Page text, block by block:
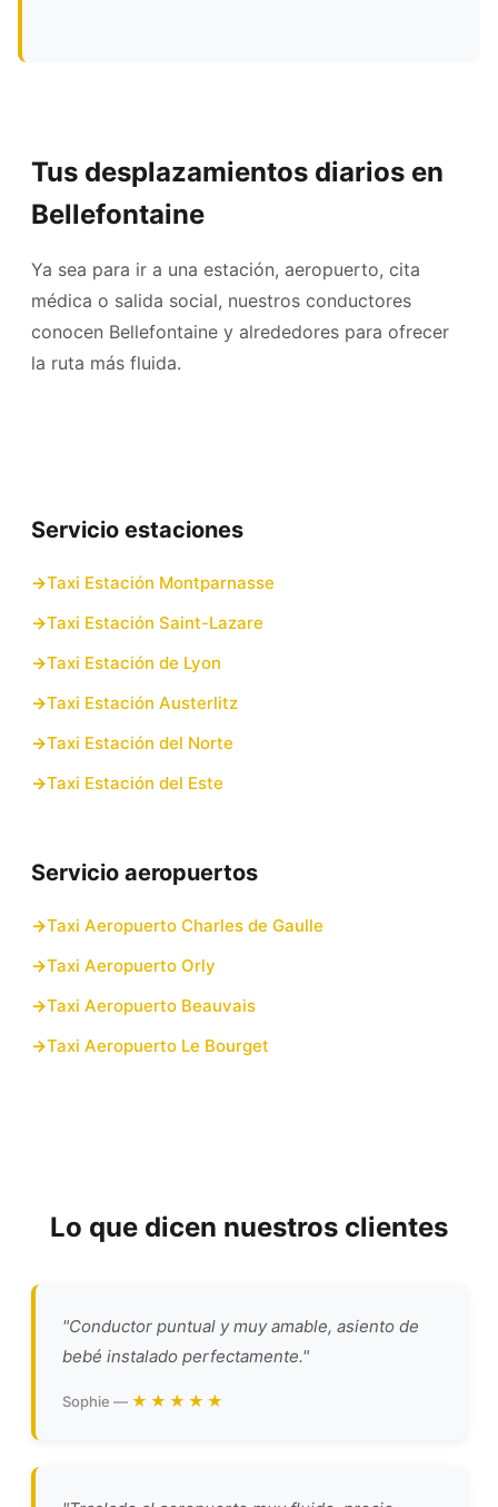
Tus desplazamientos diarios en
Bellefontaine
Ya sea para ir a una estación, aeropuerto, cita
médica o salida social, nuestros conductores
conocen Bellefontaine y alrededores para ofrecer
la ruta más fluida.
Servicio estaciones
Taxi Estación Montparnasse
Taxi Estación Saint-Lazare
Taxi Estación de Lyon
Taxi Estación Austerlitz
Taxi Estación del Norte
Taxi Estación del Este
Servicio aeropuertos
Taxi Aeropuerto Charles de Gaulle
Taxi Aeropuerto Orly
Taxi Aeropuerto Beauvais
Taxi Aeropuerto Le Bourget
Lo que dicen nuestros clientes
"Conductor puntual y muy amable, asiento de
bebé instalado perfectamente."
Sophie — ★★★★★